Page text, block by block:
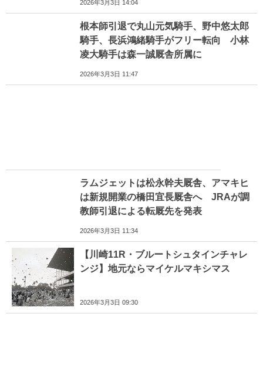
2026年3月3日 14:04
根本師引退で丸山元気騎手、野中悠太郎
騎手、長浜鴻緒騎手がフリー転向 小林
凌大騎手は森一誠厩舎所属に
2026年3月3日 11:47
ラムジェットは松永幹夫厩舎、アマキヒ
は新規開業の橋田宜長厩舎へ JRAが調
教師引退による転厩先を発表
2026年3月3日 11:34
【川崎11R・ブルートシュタインチャレ
ンジ】地元ならマイケルマキシマス
2026年3月3日 09:30